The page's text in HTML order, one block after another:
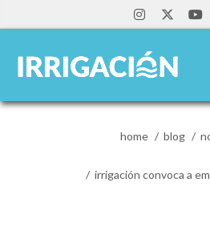
home blog
irrigación convoca a